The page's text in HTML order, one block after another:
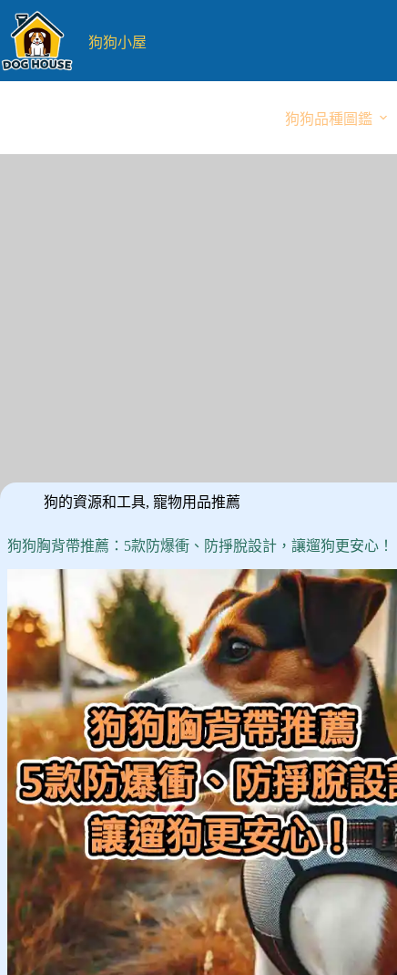
至
狗狗小屋
狗狗品種圖鑑
狗的資源和工具, 寵物用品推薦
狗狗胸背帶推薦：5款防爆衝、防掙脫設計，讓遛狗更安心！